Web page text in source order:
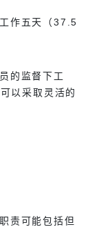
作五天（37.5
的监督下工
以采取灵活的
责可能包括但